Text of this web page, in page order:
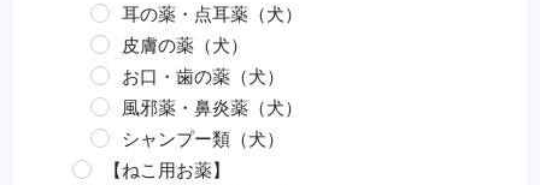
耳の薬・点耳薬（犬）
皮膚の薬（犬）
お口・歯の薬（犬）
風邪薬・鼻炎薬（犬）
シャンプー類（犬）
【ねこ用お薬】